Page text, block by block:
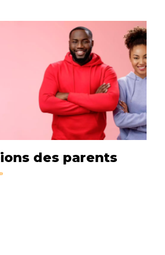
des parents